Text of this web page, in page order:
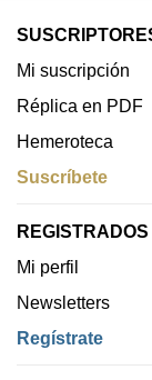
Mi suscripción
Réplica en PDF
Hemeroteca
Suscríbete
REGISTRADOS
Mi perfil
Newsletters
Regístrate